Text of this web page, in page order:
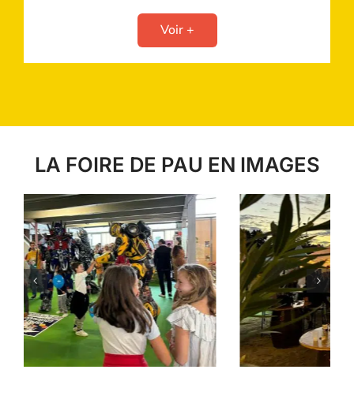
Voir +
LA FOIRE DE PAU EN IMAGES